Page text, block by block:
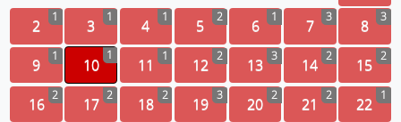
2 1 3 1 4 1 5 2 6 1 7 3 8 3
9 1 10
1
11 1 12 2 13 3 14 2 15 2
16 2 17 2 18 2 19 3 20 2 21 2 22 1